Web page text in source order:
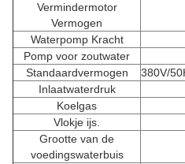
Vermindermotor
Vermogen
Waterpomp Kracht
Pomp voor zoutwater
Standaardvermogen
380V/
Inlaatwaterdruk
Koelgas
Vlokje ijs.
Grootte van de
voedingswaterbuis